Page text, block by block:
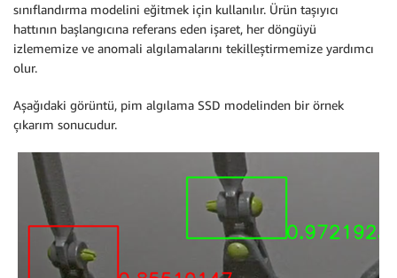
sınıflandırma modelini eğitmek için kullanılır. Ürün taşıyıcı
hattının başlangıcına referans eden işaret, her döngüyü
izlememize ve anomali algılamalarını tekilleştirmemize yardımcı
olur.
Aşağıdaki görüntü, pim algılama SSD modelinden bir örnek
çıkarım sonucudur.